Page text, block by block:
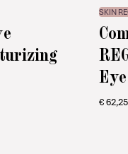
SKIN
€62,25